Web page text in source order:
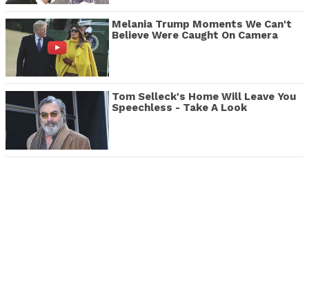
Melania Trump Moments We Can't
Believe Were Caught On Camera
Tom Selleck's Home Will Leave You
Speechless - Take A Look